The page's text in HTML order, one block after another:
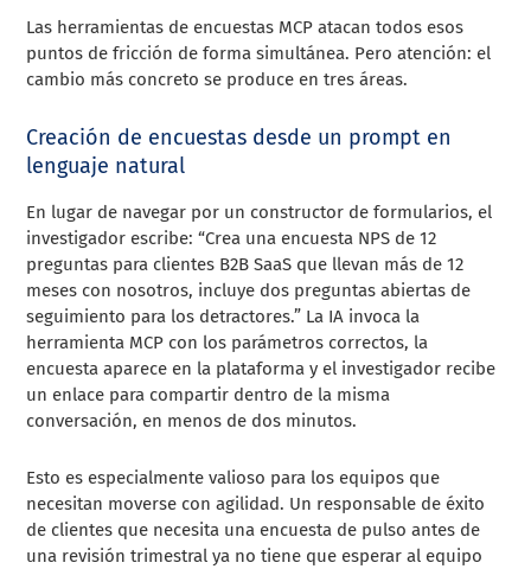
Las herramientas de encuestas MCP atacan todos esos
puntos de fricción de forma simultánea. Pero atención: el
cambio más concreto se produce en tres áreas.
Creación de encuestas desde un prompt en
lenguaje natural
En lugar de navegar por un constructor de formularios, el
investigador escribe: “Crea una encuesta NPS de 12
preguntas para clientes B2B SaaS que llevan más de 12
meses con nosotros, incluye dos preguntas abiertas de
seguimiento para los detractores.” La IA invoca la
herramienta MCP con los parámetros correctos, la
encuesta aparece en la plataforma y el investigador recibe
un enlace para compartir dentro de la misma
conversación, en menos de dos minutos.
Esto es especialmente valioso para los equipos que
necesitan moverse con agilidad. Un responsable de éxito
de clientes que necesita una encuesta de pulso antes de
una revisión trimestral ya no tiene que esperar al equipo